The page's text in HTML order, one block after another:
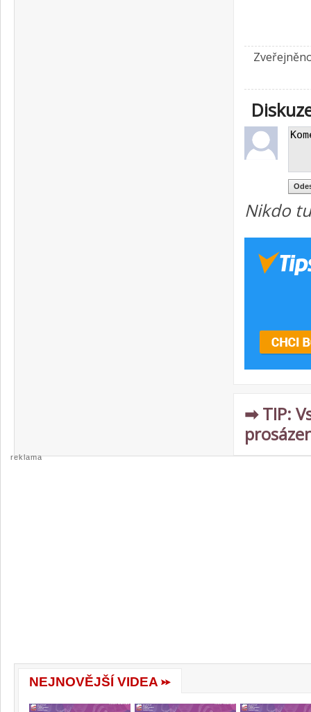
Nikdo
➡ TIP:
reklama
NEJNOVĚJŠÍ VIDEA